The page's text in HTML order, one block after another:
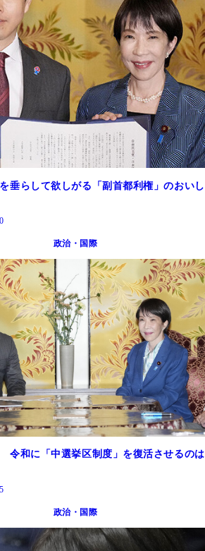
垂らして欲しがる「副首都利権」のおいし
政治・国際
令和に「中選挙区制度」を復活させるのは
政治・国際